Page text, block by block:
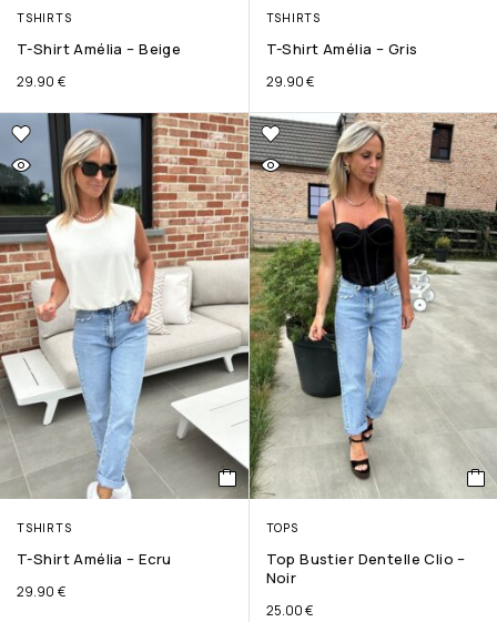
TSHIRTS
T-Shirt Amélia – Beige
29.90 €
TSHIRTS
T-Shirt Amélia – Gris
29.90€
TSHIRTS
T-Shirt Amélia – Ecru
29.90 €
TOPS
Top Bustier Dentelle Clio –
Noir
25.00€